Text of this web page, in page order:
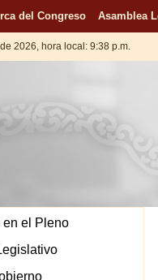
del Congreso Asamblea
2026, hora local: 9:38 p.m.